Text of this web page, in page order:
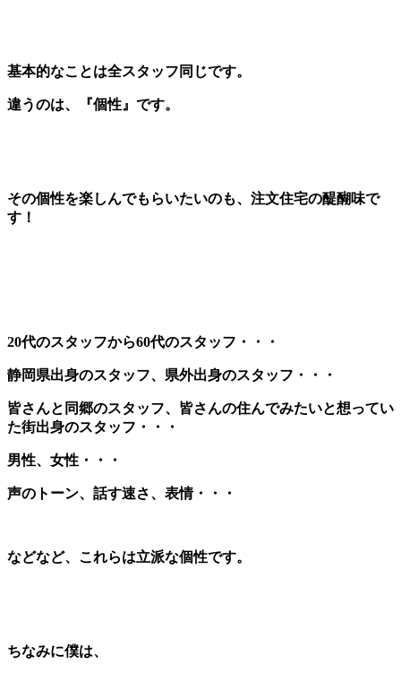
基本的なことは全スタッフ同じです。
違うのは、『個性』です。
その個性を楽しんでもらいたいのも、注文住宅の醍醐味で
す！
20代のスタッフから60代のスタッフ・・・
静岡県出身のスタッフ、県外出身のスタッフ・・・
皆さんと同郷のスタッフ、皆さんの住んでみたいと想ってい
た街出身のスタッフ・・・
男性、女性・・・
声のトーン、話す速さ、表情・・・
などなど、これらは立派な個性です。
ちなみに僕は、